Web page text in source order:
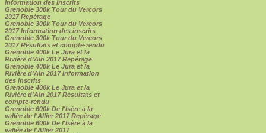
Information des inscrits
Grenoble 300k Tour du Vercors
2017 Repérage
Grenoble 300k Tour du Vercors
2017 Information des inscrits
Grenoble 300k Tour du Vercors
2017 Résultats et compte-rendu
Grenoble 400k Le Jura et la
Rivière d'Ain 2017 Repérage
Grenoble 400k Le Jura et la
Rivière d'Ain 2017 Information
des inscrits
Grenoble 400k Le Jura et la
Rivière d'Ain 2017 Résultats et
compte-rendu
Grenoble 600k De l'Isère à la
vallée de l'Allier 2017 Repérage
Grenoble 600k De l'Isère à la
vallée de l'Allier 2017